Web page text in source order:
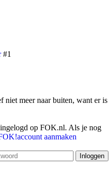
#1
niet meer naar buiten, want er is
op FOK.nl. Als je nog
aanmaken